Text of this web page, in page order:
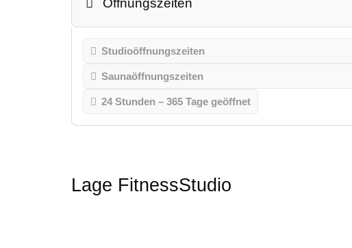
Öffnungszeiten
Studioöffnungszeiten
Saunaöffnungszeiten
24 Stunden – 365 Tage geöffnet
Lage FitnessStudio